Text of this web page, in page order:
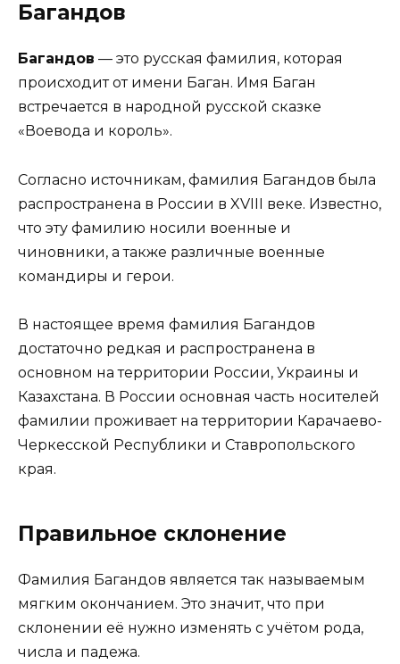
Багандов
Багандов — это русская фамилия, которая
происходит от имени Баган. Имя Баган
встречается в народной русской сказке
«Воевода и король».
Согласно источникам, фамилия Багандов была
распространена в России в XVIII веке. Известно,
что эту фамилию носили военные и
чиновники, а также различные военные
командиры и герои.
В настоящее время фамилия Багандов
достаточно редкая и распространена в
основном на территории России, Украины и
Казахстана. В России основная часть носителей
фамилии проживает на территории Карачаево-
Черкесской Республики и Ставропольского
края.
Правильное склонение
Фамилия Багандов является так называемым
мягким окончанием. Это значит, что при
склонении её нужно изменять с учётом рода,
числа и падежа.